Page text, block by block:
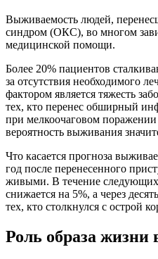
Выживаемость людей,
синдром (ОКС), во многом
медицинской помощи.
Более 20% пациентов
за отсутствия необходимого
фактором является тяжесть
тех, кто перенес обширный
при мелкоочаговом
вероятность выживания
Что касается прогноза
год после перенесенного
живыми. В течение следующих
снижается на 5%, а через
тех, кто столкнулся с острой
Роль образа жизни